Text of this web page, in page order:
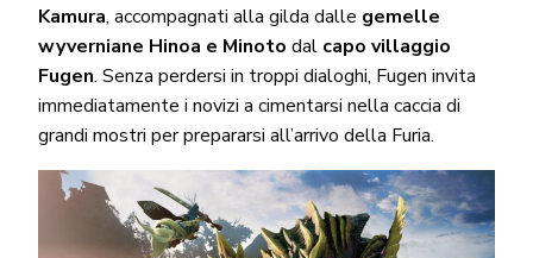
Kamura, accompagnati alla gilda dalle gemelle
wyverniane Hinoa e Minoto dal capo villaggio
Fugen. Senza perdersi in troppi dialoghi, Fugen invita
immediatamente i novizi a cimentarsi nella caccia di
grandi mostri per prepararsi all’arrivo della Furia.